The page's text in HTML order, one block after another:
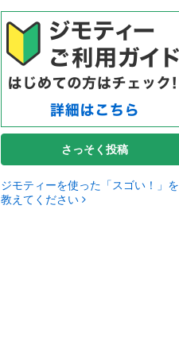
さっそく投稿
ジモティーを使った「スゴい！」を
教えてください